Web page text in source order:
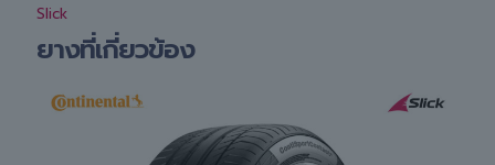
Slick
ยางที่เกี่ยวข้อง